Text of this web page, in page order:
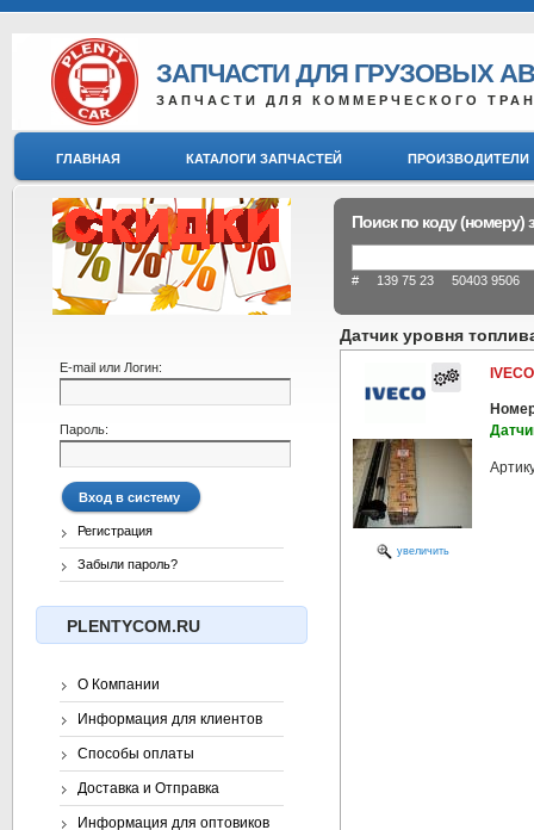
ЗАПЧАСТИ ДЛЯ ГРУЗОВЫХ
ЗАПЧАСТИ ДЛЯ КОММЕРЧЕСКОГО
ГЛАВНАЯ КАТАЛОГИ ЗАПЧАСТЕЙ ПРОИЗВОДИТЕЛИ
Поиск по коду (номеру)
# 139 75 23 50403 9506
Датчик уровня
увеличить
E-mail или Логин:
Пароль:
Регистрация
Забыли пароль?
PLENTYCOM.RU
О Компании
Информация для клиентов
Способы оплаты
Доставка и Отправка
Информация для оптовиков